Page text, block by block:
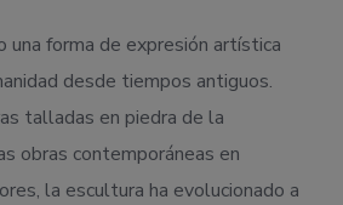
una forma de expresión artística
desde tiempos antiguos.
talladas en piedra de la
obras contemporáneas en
la escultura ha evolucionado a